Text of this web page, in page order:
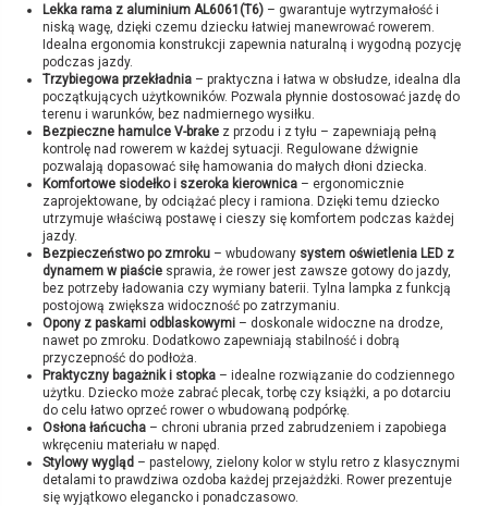
Lekka rama z aluminium AL6061(T6) – gwarantuje wytrzymałość i
niską wagę, dzięki czemu dziecku łatwiej manewrować rowerem.
Idealna ergonomia konstrukcji zapewnia naturalną i wygodną pozycję
podczas jazdy.
Trzybiegowa przekładnia – praktyczna i łatwa w obsłudze, idealna dla
początkujących użytkowników. Pozwala płynnie dostosować jazdę do
terenu i warunków, bez nadmiernego wysiłku.
Bezpieczne hamulce V-brake z przodu i z tyłu – zapewniają pełną
kontrolę nad rowerem w każdej sytuacji. Regulowane dźwignie
pozwalają dopasować siłę hamowania do małych dłoni dziecka.
Komfortowe siodełko i szeroka kierownica – ergonomicznie
zaprojektowane, by odciążać plecy i ramiona. Dzięki temu dziecko
utrzymuje właściwą postawę i cieszy się komfortem podczas każdej
jazdy.
Bezpieczeństwo po zmroku – wbudowany system oświetlenia LED z
dynamem w piaście sprawia, że rower jest zawsze gotowy do jazdy,
bez potrzeby ładowania czy wymiany baterii. Tylna lampka z funkcją
postojową zwiększa widoczność po zatrzymaniu.
Opony z paskami odblaskowymi – doskonale widoczne na drodze,
nawet po zmroku. Dodatkowo zapewniają stabilność i dobrą
przyczepność do podłoża.
Praktyczny bagażnik i stopka – idealne rozwiązanie do codziennego
użytku. Dziecko może zabrać plecak, torbę czy książki, a po dotarciu
do celu łatwo oprzeć rower o wbudowaną podpórkę.
Osłona łańcucha – chroni ubrania przed zabrudzeniem i zapobiega
wkręceniu materiału w napęd.
Stylowy wygląd – pastelowy, zielony kolor w stylu retro z klasycznymi
detalami to prawdziwa ozdoba każdej przejażdżki. Rower prezentuje
się wyjątkowo elegancko i ponadczasowo.